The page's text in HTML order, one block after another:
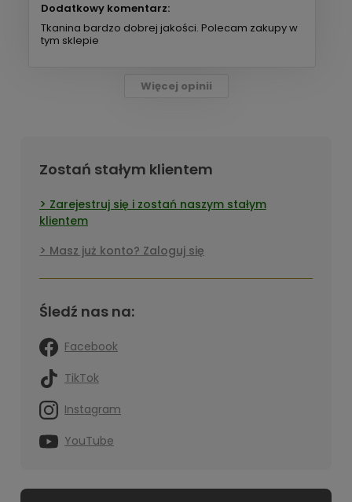
Dodatkowy komentarz:
Tkanina bardzo dobrej jakości. Polecam zakupy w
tym sklepie
Więcej opinii
Zostań stałym klientem
Zarejestruj się i zostań naszym stałym
klientem
Masz już konto? Zaloguj się
Śledź nas na:
Facebook
TikTok
Instagram
YouTube